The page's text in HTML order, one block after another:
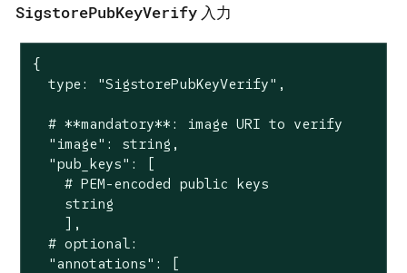
SigstorePubKeyVerify 入力
{
  type: "SigstorePubKeyVerify",
  # **mandatory**: image URI to verify
  "image": string,
  "pub_keys": [
    # PEM-encoded public keys
    string
    ],
  # optional:
  "annotations": [